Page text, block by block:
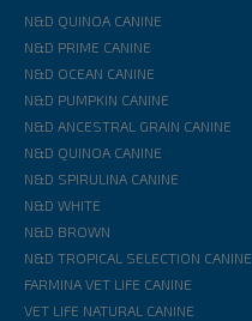
N&D QUINOA CANINE
N&D PRIME CANINE
N&D OCEAN CANINE
N&D PUMPKIN CANINE
N&D ANCESTRAL GRAIN CANINE
N&D QUINOA CANINE
N&D SPIRULINA CANINE
N&D WHITE
N&D BROWN
N&D TROPICAL SELECTION CANINE
FARMINA VET LIFE CANINE
VET LIFE NATURAL CANINE